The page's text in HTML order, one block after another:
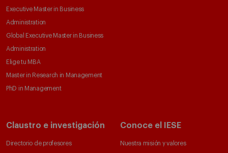
Executive Master in Business
Administration
Global Executive Master in Business
Administration
Elige tu MBA
Master in Research in Management
PhD in Management
Claustro e investigación
Directorio de profesores
Conoce el IESE
Nuestra misión y valores